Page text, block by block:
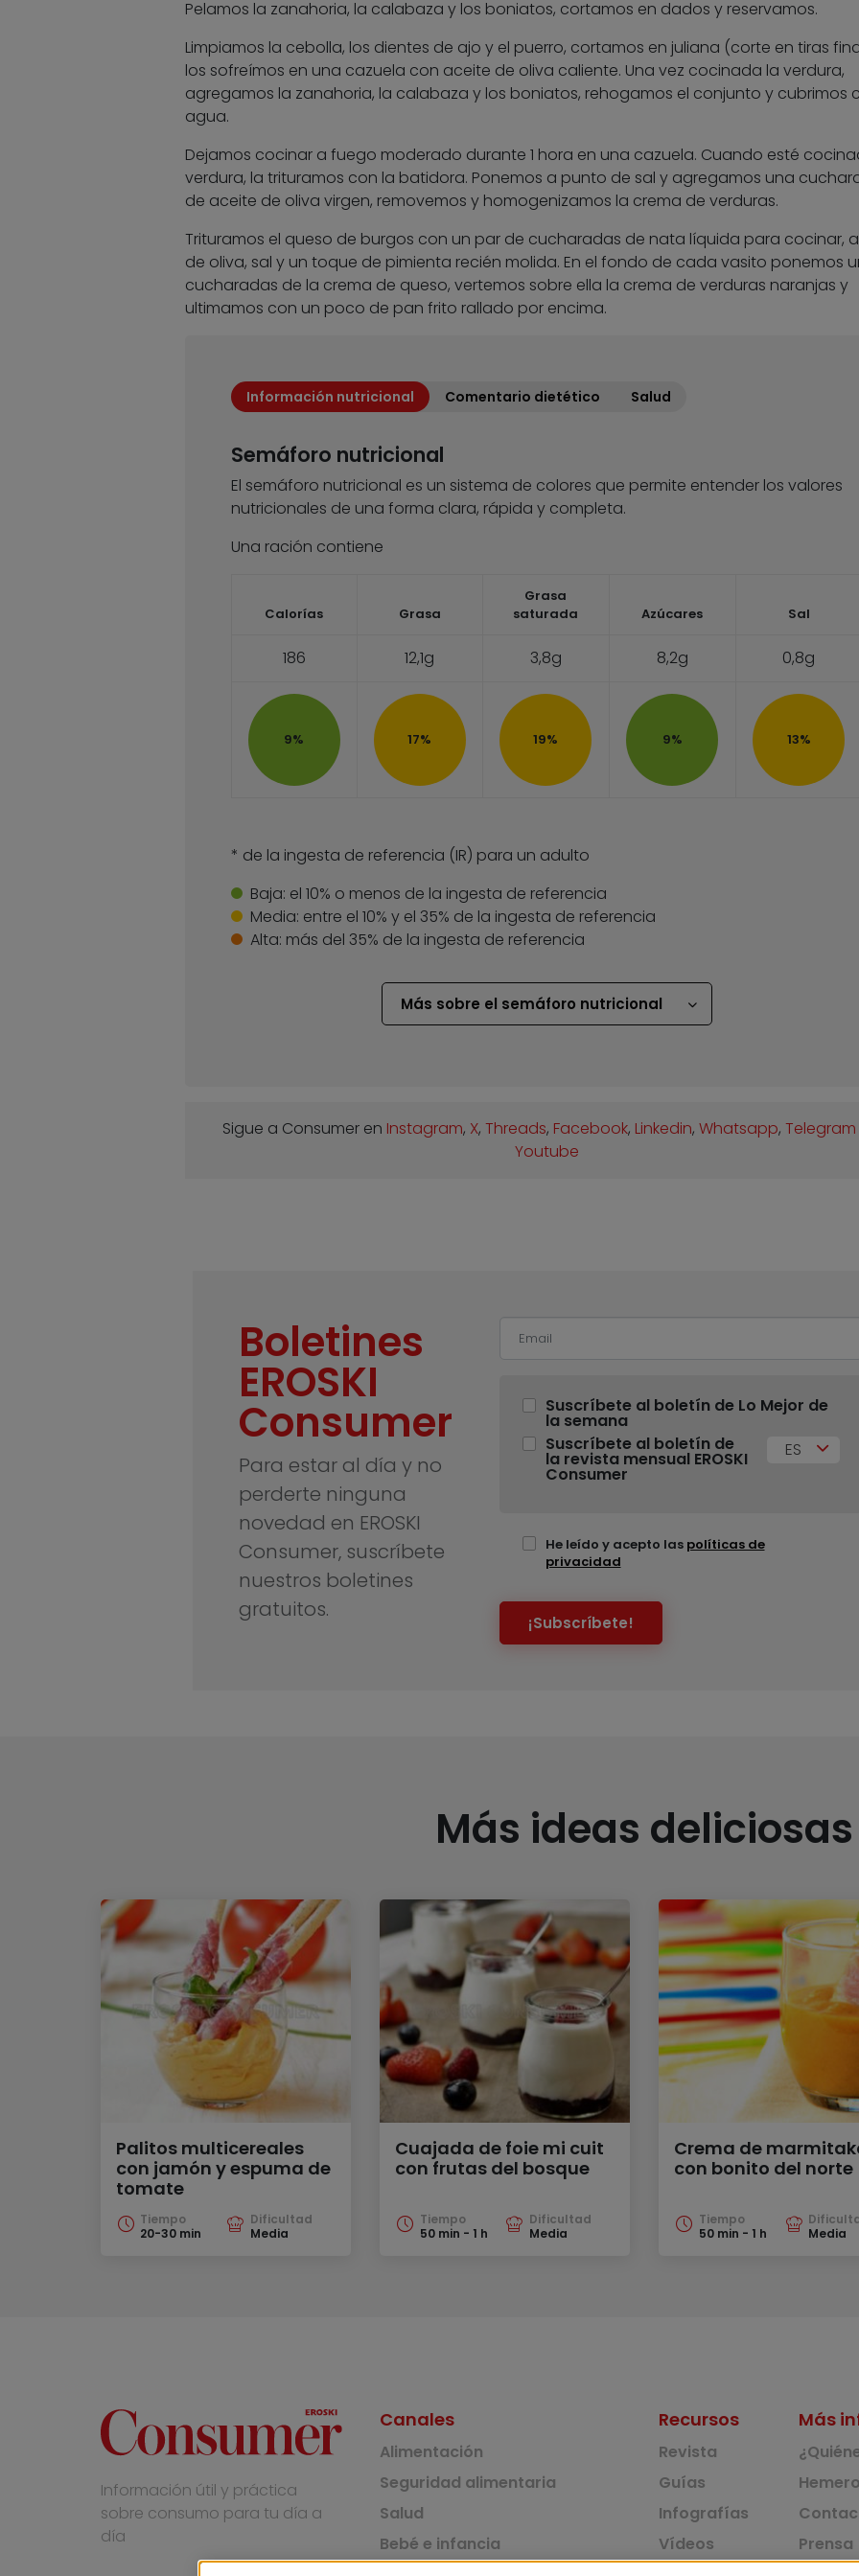
Pelamos la zanahoria, la calabaza y los boniatos, cortamos en dados y reservamos.
Limpiamos la cebolla, los dientes de ajo y el puerro, cortamos en juliana (corte en tiras
los sofreímos en una cazuela con aceite de oliva caliente. Una vez cocinada la verdura,
agregamos la zanahoria, la calabaza y los boniatos, rehogamos el conjunto y cubrimos
agua.
Dejamos cocinar a fuego moderado durante 1 hora en una cazuela. Cuando esté
verdura, la trituramos con la batidora. Ponemos a punto de sal y agregamos una
de aceite de oliva virgen, removemos y homogenizamos la crema de verduras.
Trituramos el queso de burgos con un par de cucharadas de nata líquida para cocinar,
de oliva, sal y un toque de pimienta recién molida. En el fondo de cada vasito ponemos
cucharadas de la crema de queso, vertemos sobre ella la crema de verduras naranjas y
ultimamos con un poco de pan frito rallado por encima.
Información nutricional Comentario dietético Salud
Semáforo nutricional
El semáforo nutricional es un sistema de colores que permite entender los valores
nutricionales de una forma clara, rápida y completa.
Una ración contiene
Calorías Grasa
Grasa
saturada
Azúcares Sal
186 12,1g 3,8g 8,2g 0,8g
9% 17% 19% 9% 13%
* de la ingesta de referencia (IR) para un adulto
Baja: el 10% o menos de la ingesta de referencia
Media: entre el 10% y el 35% de la ingesta de referencia
Alta: más del 35% de la ingesta de referencia
Más sobre el semáforo nutricional
Sigue a Consumer en Instagram, X,Threads, Facebook, Linkedin,Whatsapp,Telegram
Youtube
Boletines
EROSKI
Consumer
Para estar al día y no
perderte ninguna
novedad en EROSKI
Consumer, suscríbete
nuestros boletines
gratuitos.
Suscríbete al boletín de Lo Mejor de
la semana
Suscríbete al boletín de
la revista mensual EROSKI
Consumer
ES
He leído y acepto las políticas de
privacidad
¡Subscríbete!
Más ideas deliciosas
Palitos multicereales
con jamón y espuma de
tomate
Tiempo
20-30 min
Dificultad
Media
Cuajada de foie mi cuit
con frutas del bosque
Tiempo
50 min - 1 h
Dificultad
Media
Crema de
con bonito del norte
Tiempo
50 min - 1 h
Media
Información útil y práctica
sobre consumo para tu día a
día
Canales
Alimentación
Seguridad alimentaria
Salud
Bebé e infancia
Recursos
Revista
Guías
Infografías
Vídeos
Más
Prensa